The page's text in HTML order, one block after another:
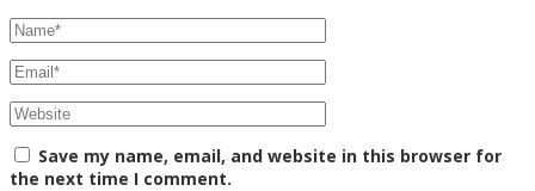
Save my name, email, and website in this browser for
the next time I comment.